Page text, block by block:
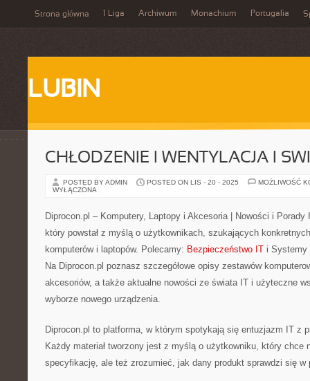
Strona główna 1 Liga Archiwum Monachium Portugalia
LUBIN
CHŁODZENIE I WENTYLACJA I
POSTED BY ADMIN POSTED ON LIS - 20 - 2025
MOŻLIWOŚĆ
WYŁĄCZONA
Diprocon.pl – Komputery, Laptopy i Akcesoria | Nowości i
który powstał z myślą o użytkownikach, szukających
komputerów i laptopów. Polecamy: Bezpieczeństwo IT i Systemy
Na Diprocon.pl poznasz szczegółowe opisy zestawów
akcesoriów, a także aktualne nowości ze świata IT i użyteczne
wyborze nowego urządzenia.
Diprocon.pl to platforma, w którym spotykają się entuzjazm IT z
Każdy materiał tworzony jest z myślą o użytkowniku, który chce
specyfikację, ale też zrozumieć, jak dany produkt sprawdzi się w